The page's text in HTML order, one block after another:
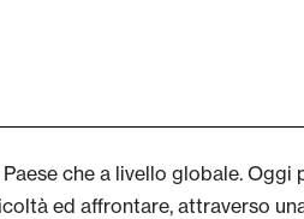
che a livello globale. Oggi
ed affrontare, attraverso